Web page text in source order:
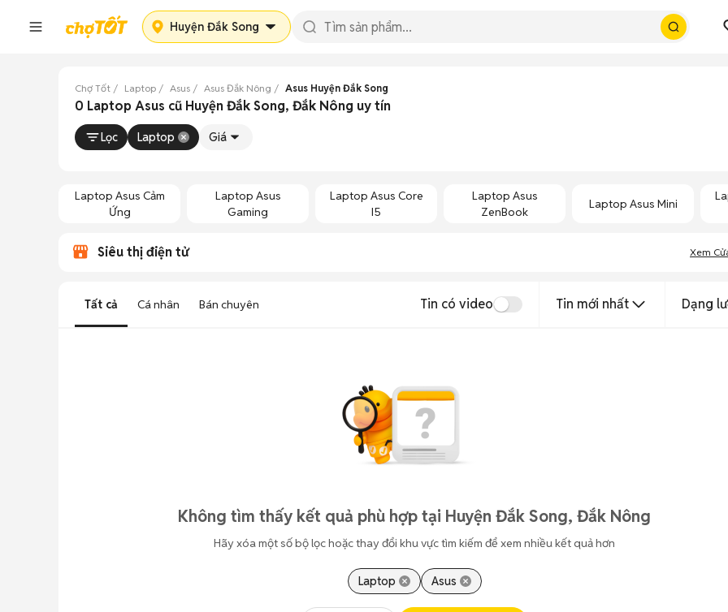
Huyện Đắk Song
Chợ Tốt Laptop Asus Asus Đắk Nông Asus Huyện Đắk Song
0 Laptop Asus cũ Huyện Đắk Song, Đắk Nông uy tín
Lọc Laptop Giá
Laptop Asus Cảm
Ứng
Laptop Asus
Gaming
Laptop Asus Core
I5
Laptop Asus
ZenBook
Laptop Asus Mini
Siêu thị điện tử Xem
Tất cả Cá nhân Bán chuyên Tin có video Tin mới nhất Dạng
Không tìm thấy kết quả phù hợp tại Huyện Đắk Song, Đắk Nông
Hãy xóa một số bộ lọc hoặc thay đổi khu vực tìm kiếm để xem nhiều kết quả hơn
Laptop Asus